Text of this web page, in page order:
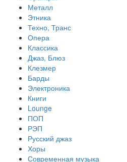
Металл
Этника
Техно, Транс
Опера
Классика
Джаз, Блюз
Клезмер
Барды
Электроника
Книги
Lounge
ПОП
РЭП
Русский джаз
Хоры
Современная музыка